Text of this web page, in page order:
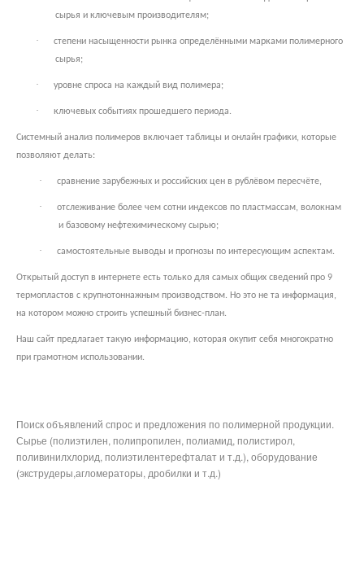
сырья и ключевым производителям;
·
степени насыщенности рынка определёнными марками полимерного
сырья;
· уровне спроса на каждый вид полимера;
· ключевых событиях прошедшего периода.
Системный анализ полимеров включает таблицы и онлайн графики, которые
позволяют делать:
· сравнение зарубежных и российских цен в рублёвом пересчёте,
·
отслеживание более чем сотни индексов по пластмассам, волокнам
и базовому нефтехимическому сырью;
· самостоятельные выводы и прогнозы по интересующим аспектам.
Открытый доступ в интернете есть только для самых общих сведений про 9
термопластов с крупнотоннажным производством. Но это не та информация,
на котором можно строить успешный бизнес-план.
Наш сайт предлагает такую информацию, которая окупит себя многократно
при грамотном использовании.
Поиск объявлений спрос и предложения по полимерной продукции.
Сырье (полиэтилен, полипропилен, полиамид, полистирол,
поливинилхлорид, полиэтилентерефталат и т.д.), оборудование
(экструдеры,агломераторы, дробилки и т.д.)